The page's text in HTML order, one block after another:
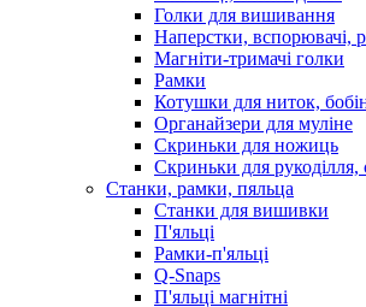
Голки для вишивання
Наперстки, вспорювачі,
Магніти-тримачі голки
Рамки
Котушки для ниток,
Органайзери для муліне
Скриньки для ножиць
Скриньки для рукоділля,
Станки, рамки, пяльца
Станки для вишивки
П'яльці
Рамки-п'яльці
Q-Snaps
П'яльці магнітні